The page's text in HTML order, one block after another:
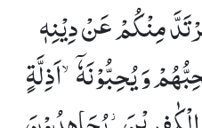
مِنْكُمْ عَنْ دِیْنِهٖ
وَ یُحِبُّوْنَهٗۤۙ-اَذِلَّةٍ